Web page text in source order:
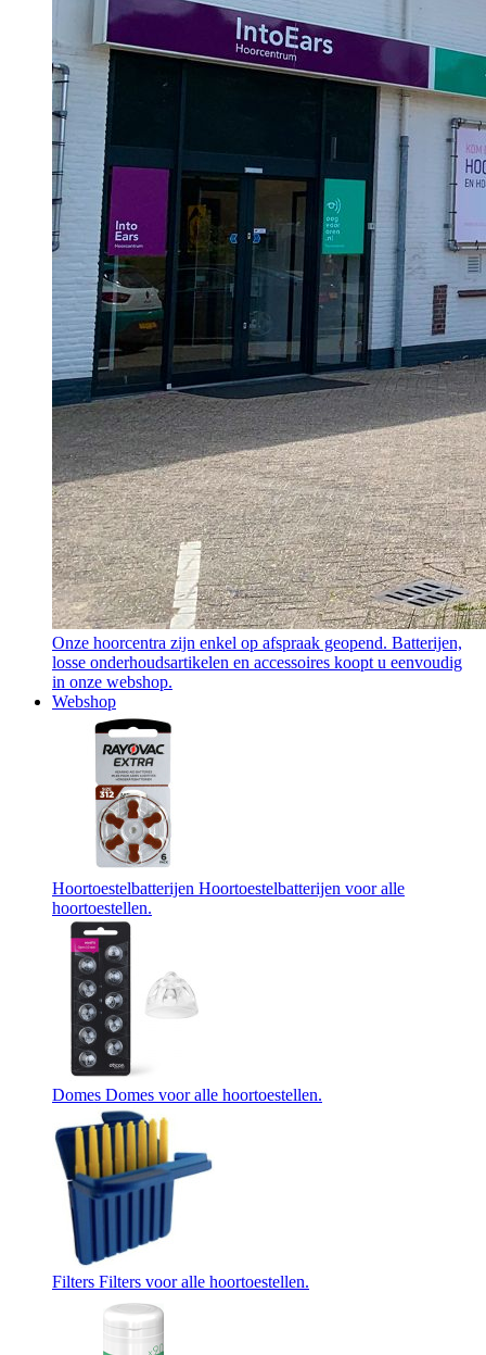
Onze hoorcentra zijn enkel op afspraak geopend. Batterijen,
losse onderhoudsartikelen en accessoires koopt u eenvoudig
in onze webshop.
Webshop
Hoortoestelbatterijen Hoortoestelbatterijen voor alle
hoortoestellen.
Domes Domes voor alle hoortoestellen.
Filters Filters voor alle hoortoestellen.